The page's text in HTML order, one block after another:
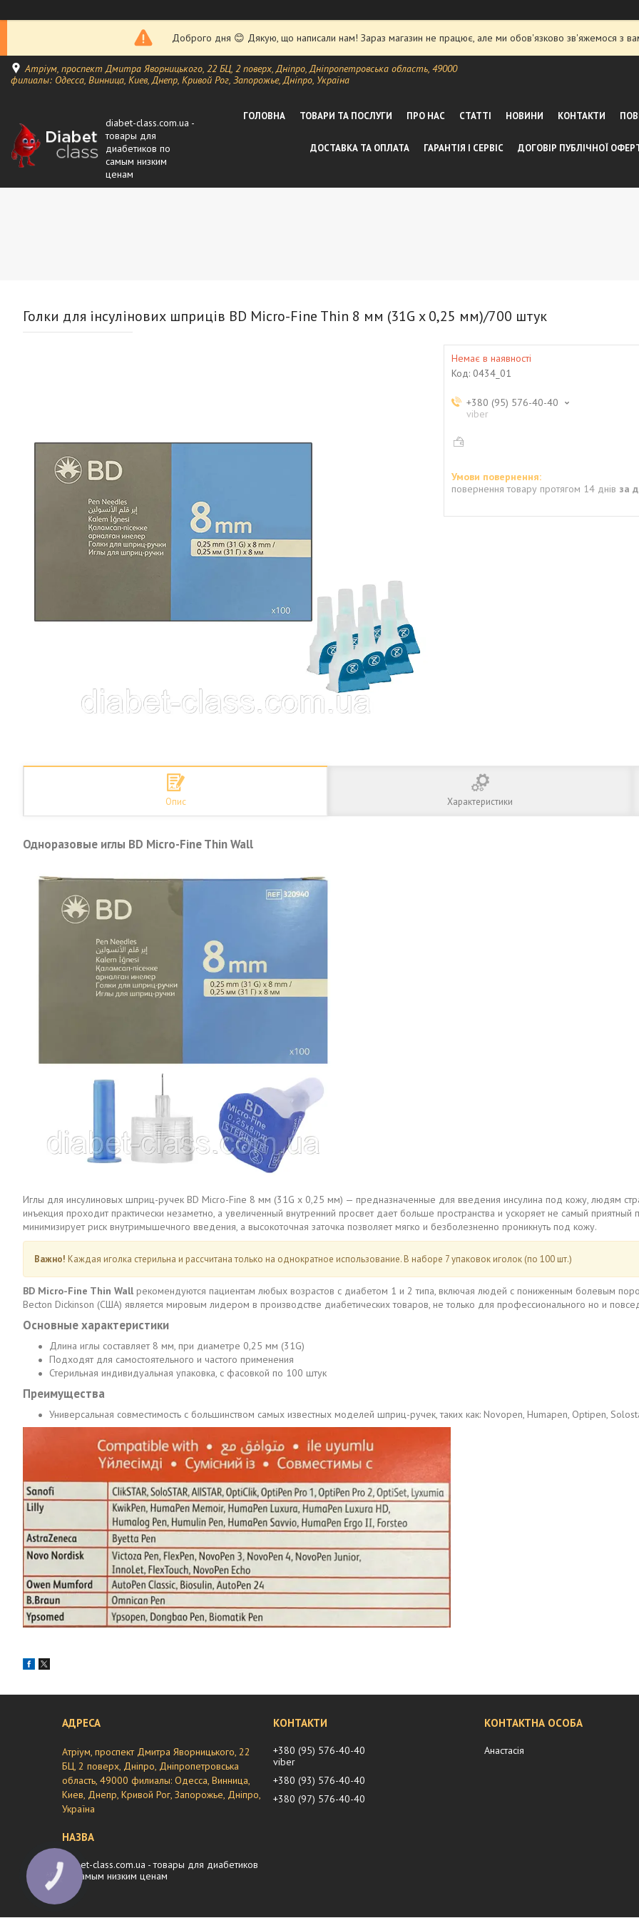
Доброго дня 😊 Дякую, що написали нам! Зараз магазин не працює, але ми обов'язково зв'яжемося з
Атріум, проспект Дмитра Яворницького, 22 БЦ, 2 поверх, Дніпро, Дніпропетровська область, 49000
филиалы: Одесса, Винница, Киев, Днепр, Кривой Рог, Запорожье, Дніпро, Україна
diabet-class.com.ua -
товары для
диабетиков по
самым низким
ценам
ГОЛОВНА ТОВАРИ ТА ПОСЛУГИ ПРО НАС СТАТТІ НОВИНИ КОНТАКТИ
ДОСТАВКА ТА ОПЛАТА ГАРАНТІЯ І СЕРВІС ДОГОВІР ПУБЛІЧНОЇ
Голки для інсулінових шприців BD Micro-Fine Thin 8 мм (31G x 0,25 мм)/700 штук
Немає в наявності
Код: 0434_01
+380 (95) 576-40-40
viber
повернення товару протягом 14 днів за
Опис Характеристики
Одноразовые иглы BD Micro-Fine Thin Wall
Иглы для инсулиновых шприц-ручек BD Micro-Fine 8 мм (31G x 0,25 мм) — предназначенные для введения инсулина под кожу, людям
инъекция проходит практически незаметно, а увеличенный внутренний просвет дает больше пространства и ускоряет не самый приятный
минимизирует риск внутримышечного введения, а высокоточная заточка позволяет мягко и безболезненно проникнуть под кожу.
Важно! Каждая иголка стерильна и рассчитана только на однократное использование. В наборе 7 упаковок иголок (по 100 шт.)
BD Micro-Fine Thin Wall рекомендуются пациентам любых возрастов с диабетом 1 и 2 типа, включая людей с пониженным болевым
Becton Dickinson (США) является мировым лидером в производстве диабетических товаров, не только для профессионального но и
Основные характеристики
Длина иглы составляет 8 мм, при диаметре 0,25 мм (31G)
Подходят для самостоятельного и частого применения
Стерильная индивидуальная упаковка, с фасовкой по 100 штук
Преимущества
Универсальная совместимость с большинством самых известных моделей шприц-ручек, таких как: Novopen, Humapen, Optipen,
Атріум, проспект Дмитра Яворницького, 22
БЦ, 2 поверх, Дніпро, Дніпропетровська
область, 49000 филиалы: Одесса, Винница,
Киев, Днепр, Кривой Рог, Запорожье, Дніпро,
Україна
diabet-class.com.ua - товары для диабетиков
по самым низким ценам
+380 (95) 576-40-40
viber
+380 (93) 576-40-40
+380 (97) 576-40-40
Анастасія